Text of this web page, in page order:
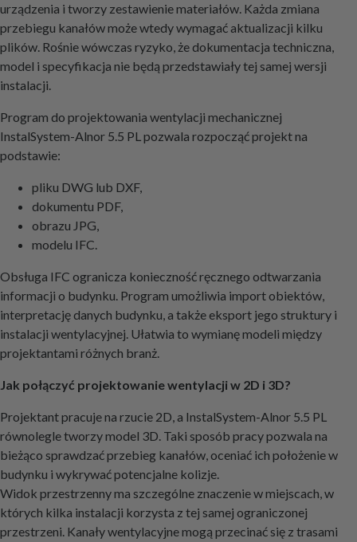
urządzenia i tworzy zestawienie materiałów. Każda zmiana
przebiegu kanałów może wtedy wymagać aktualizacji kilku
plików. Rośnie wówczas ryzyko, że dokumentacja techniczna,
model i specyfikacja nie będą przedstawiały tej samej wersji
instalacji.
Program do projektowania wentylacji mechanicznej
InstalSystem-Alnor 5.5 PL pozwala rozpocząć projekt na
podstawie:
pliku DWG lub DXF,
dokumentu PDF,
obrazu JPG,
modelu IFC.
Obsługa IFC ogranicza konieczność ręcznego odtwarzania
informacji o budynku. Program umożliwia import obiektów,
interpretację danych budynku, a także eksport jego struktury i
instalacji wentylacyjnej. Ułatwia to wymianę modeli między
projektantami różnych branż.
Jak połączyć projektowanie wentylacji w 2D i 3D?
Projektant pracuje na rzucie 2D, a InstalSystem-Alnor 5.5 PL
równolegle tworzy model 3D. Taki sposób pracy pozwala na
bieżąco sprawdzać przebieg kanałów, oceniać ich położenie w
budynku i wykrywać potencjalne kolizje.
Widok przestrzenny ma szczególne znaczenie w miejscach, w
których kilka instalacji korzysta z tej samej ograniczonej
przestrzeni. Kanały wentylacyjne mogą przecinać się z trasami